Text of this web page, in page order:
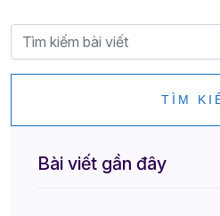
TÌM
Bài viết gần đây